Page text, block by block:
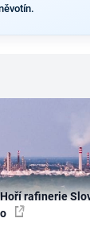
rafinerie